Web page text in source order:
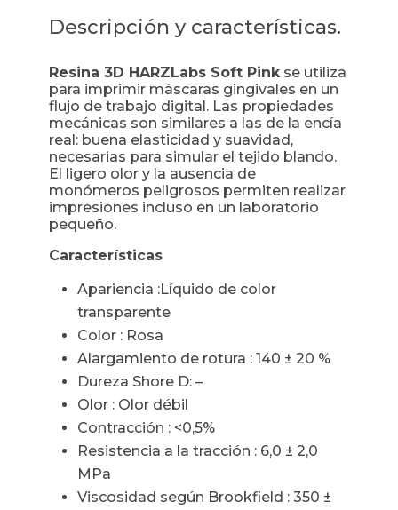
Descripción y características.
Resina 3D HARZLabs Soft Pinkse utiliza
para imprimir máscaras gingivales en un
flujo de trabajo digital. Las propiedades
mecánicas son similares a las de la encía
real: buena elasticidad y suavidad,
necesarias para simular el tejido blando.
El ligero olor y la ausencia de
monómeros peligrosos permiten realizar
impresiones incluso en un laboratorio
pequeño.
Características
Apariencia :Líquido de color
transparente
Color : Rosa
Alargamiento de rotura : 140 ± 20 %
Dureza Shore D: –
Olor : Olor débil
Contracción : <0,5%
Resistencia a la tracción : 6,0 ± 2,0
MPa
Viscosidad según Brookfield : 350 ±